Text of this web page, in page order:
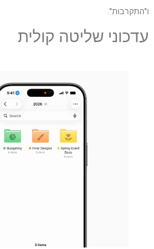
ו"התקרבות".
עדכוני שליטה קולית